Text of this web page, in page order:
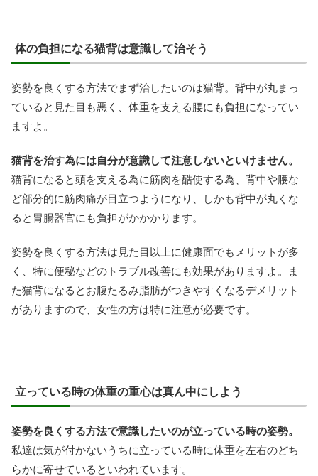
体の負担になる猫背は意識して治そう
姿勢を良くする方法でまず治したいのは猫背。背中が丸まっ
ていると見た目も悪く、体重を支える腰にも負担になってい
ますよ。
猫背を治す為には自分が意識して注意しないといけません。
猫背になると頭を支える為に筋肉を酷使する為、背中や腰な
ど部分的に筋肉痛が目立つようになり、しかも背中が丸くな
ると胃腸器官にも負担がかかかります。
姿勢を良くする方法は見た目以上に健康面でもメリットが多
く、特に便秘などのトラブル改善にも効果がありますよ。ま
た猫背になるとお腹たるみ脂肪がつきやすくなるデメリット
がありますので、女性の方は特に注意が必要です。
立っている時の体重の重心は真ん中にしよう
姿勢を良くする方法で意識したいのが立っている時の姿勢。
私達は気が付かないうちに立っている時に体重を左右のどち
らかに寄せているといわれています。